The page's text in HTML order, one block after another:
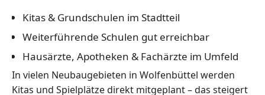
Kitas & Grundschulen im Stadtteil
Weiterführende Schulen gut erreichbar
Hausärzte, Apotheken & Fachärzte im Umfeld
In vielen Neubaugebieten in Wolfenbüttel werden
Kitas und Spielplätze direkt mitgeplant – das steigert